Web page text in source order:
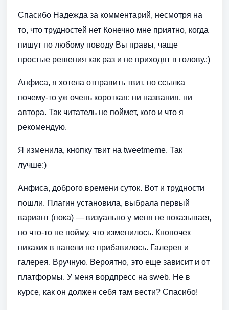
Спасибо Надежда за комментарий, несмотря на
то, что трудностей нет Конечно мне приятно, когда
пишут по любому поводу Вы правы, чаще
простые решения как раз и не приходят в голову.:)
Анфиса, я хотела отправить твит, но ссылка
почему-то уж очень короткая: ни названия, ни
автора. Так читатель не поймет, кого и что я
рекомендую.
Я изменила, кнопку твит на tweetmeme. Так
лучше:)
Анфиса, доброго времени суток. Вот и трудности
пошли. Плагин установила, выбрала первый
вариант (пока) — визуально у меня не показывает,
но что-то не пойму, что изменилось. Кнопочек
никаких в панели не прибавилось. Галерея и
галерея. Вручную. Вероятно, это еще зависит и от
платформы. У меня вордпресс на sweb. Не в
курсе, как он должен себя там вести? Спасибо!